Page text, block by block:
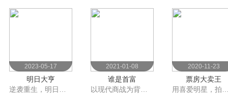
2023-05-17
明日大亨
2021-01-08
谁是首富
2020-11-23
票房大卖王